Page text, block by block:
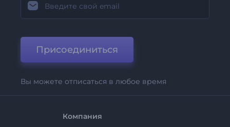
Присоединиться
Вы можете отписаться в любое время
Компания